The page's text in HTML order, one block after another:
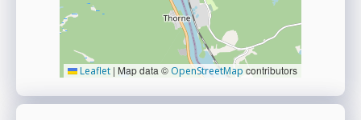
Leaflet | Map data © OpenStreetMap contributors